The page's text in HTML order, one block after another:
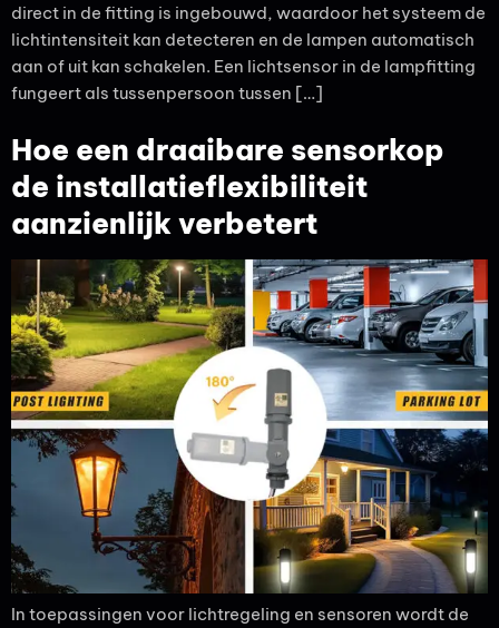
direct in de fitting is ingebouwd, waardoor het systeem de
lichtintensiteit kan detecteren en de lampen automatisch
aan of uit kan schakelen. Een lichtsensor in de lampfitting
fungeert als tussenpersoon tussen […]
Hoe een draaibare sensorkop
de installatieflexibiliteit
aanzienlijk verbetert
In toepassingen voor lichtregeling en sensoren wordt de